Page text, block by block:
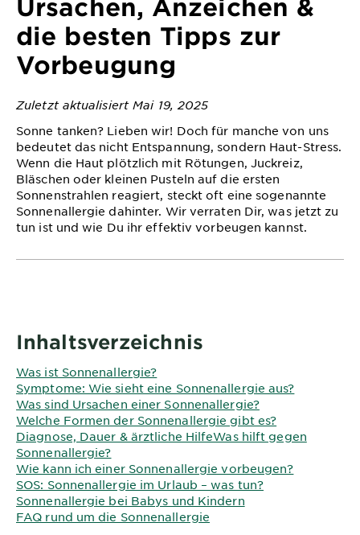
&
DIAGNOSTIK
ENTDECKEN
Inhaltsstoffe
Neu!
Garnier x
Gisele
Bündchen
Garnier's Weg
zur
Score
Ursachen, Anzeichen &
die besten Tipps zur
Vorbeugung
Zuletzt aktualisiert Mai 19, 2025
Sonne tanken? Lieben wir! Doch für manche von uns
bedeutet das nicht Entspannung, sondern Haut-Stress.
Wenn die Haut plötzlich mit Rötungen, Juckreiz,
Bläschen oder kleinen Pusteln auf die ersten
Sonnenstrahlen reagiert, steckt oft eine sogenannte
Sonnenallergie dahinter. Wir verraten Dir, was jetzt zu
tun ist und wie Du ihr effektiv vorbeugen kannst.
Inhaltsverzeichnis
Was ist Sonnenallergie?
Symptome: Wie sieht eine Sonnenallergie aus?
Was sind Ursachen einer Sonnenallergie?
Welche Formen der Sonnenallergie gibt es?
Diagnose, Dauer & ärztliche HilfeWas hilft gegen
Sonnenallergie?
Wie kann ich einer Sonnenallergie vorbeugen?
SOS: Sonnenallergie im Urlaub – was tun?
Sonnenallergie bei Babys und Kindern
FAQ rund um die Sonnenallergie